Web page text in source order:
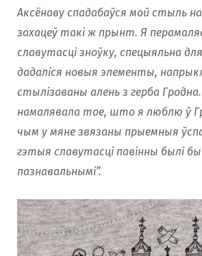
Аксёнаву спадабаўся мой стыль
захацеў такі ж прынт. Я
славутасці зноўку, спецыяльна
дадаліся новыя элементы,
стылізаваны алень з герба
намалявала тое, што я люблю ў
чым у мяне звязаны прыемныя
гэтыя славутасці павінны былі
пазнавальнымі”.